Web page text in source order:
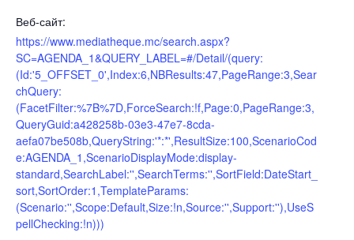
Веб-сайт:
https://www.mediatheque.mc/search.aspx?
SC=AGENDA_1&QUERY_LABEL=#/Detail/(query:
(Id:'5_OFFSET_0',Index:6,NBResults:47,PageRange:3,Sear
chQuery:
(FacetFilter:%7B%7D,ForceSearch:!f,Page:0,PageRange:3,
QueryGuid:a428258b-03e3-47e7-8cda-
aefa07be508b,QueryString:'*:*',ResultSize:100,ScenarioCod
e:AGENDA_1,ScenarioDisplayMode:display-
standard,SearchLabel:'',SearchTerms:'',SortField:DateStart_
sort,SortOrder:1,TemplateParams:
(Scenario:'',Scope:Default,Size:!n,Source:'',Support:''),UseS
pellChecking:!n)))